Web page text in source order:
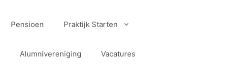
Pensioen Praktijk Starten
Alumnivereniging Vacatures